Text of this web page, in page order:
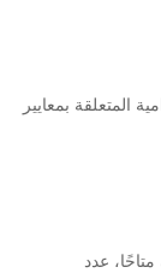
المتعلقة بمعايير
عدد